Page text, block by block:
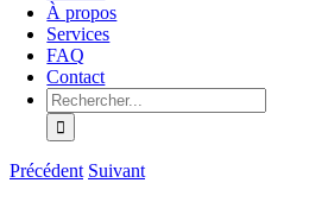
À propos
Services
FAQ
Contact
Rechercher :
Précédent Suivant